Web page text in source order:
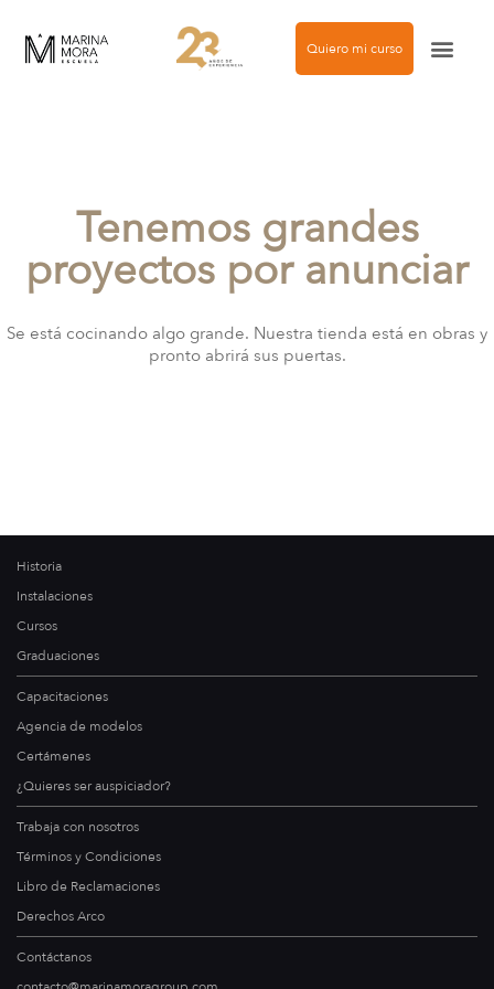
Quiero mi curso
Tenemos grandes
proyectos por anunciar
Se está cocinando algo grande. Nuestra tienda está en obras y
pronto abrirá sus puertas.
Historia
Instalaciones
Cursos
Graduaciones
Capacitaciones
Agencia de modelos
Certámenes
¿Quieres ser auspiciador?
Trabaja con nosotros
Términos y Condiciones
Libro de Reclamaciones
Derechos Arco
Contáctanos